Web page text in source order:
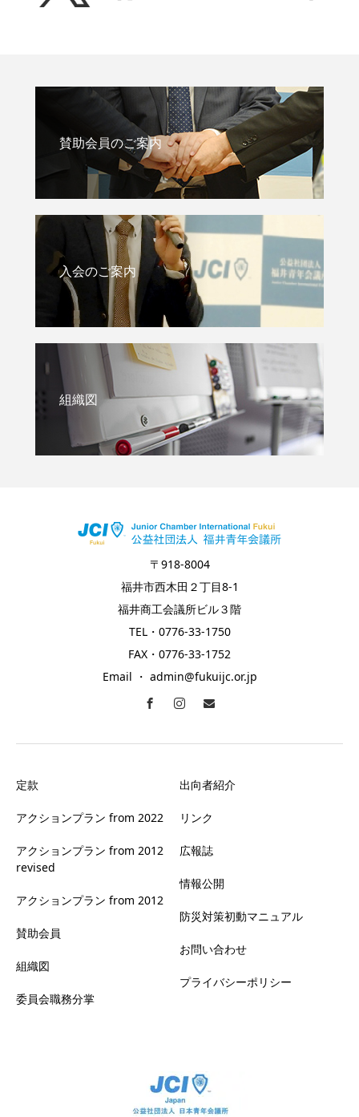
賛助会員のご案内
入会のご案内
組織図
〒918-8004
福井市西木田２丁目8-1
福井商工会議所ビル３階
TEL・0776-33-1750
FAX・0776-33-1752
Email ・ admin@fukuijc.or.jp
定款
アクションプラン from 2022
アクションプラン from 2012
revised
アクションプラン from 2012
賛助会員
組織図
委員会職務分掌
出向者紹介
リンク
広報誌
情報公開
防災対策初動マニュアル
お問い合わせ
プライバシーポリシー